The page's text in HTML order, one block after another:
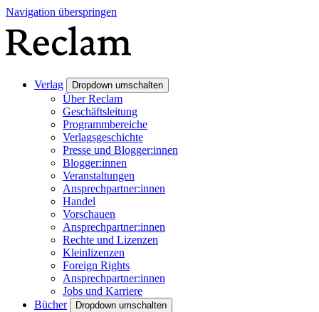
Navigation überspringen
Verlag Dropdown umschalten
Über Reclam
Geschäftsleitung
Programmbereiche
Verlagsgeschichte
Presse und Blogger:innen
Blogger:innen
Veranstaltungen
Ansprechpartner:innen
Handel
Vorschauen
Ansprechpartner:innen
Rechte und Lizenzen
Kleinlizenzen
Foreign Rights
Ansprechpartner:innen
Jobs und Karriere
Bücher
Dropdown umschalten